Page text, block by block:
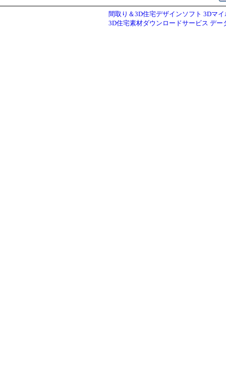
間取り＆3D住宅デザインソフト 3Dマ
3D住宅素材ダウンロードサービス デー